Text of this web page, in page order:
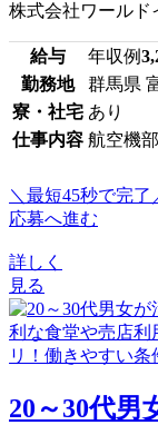
株式会社ワールド
給与 年収例
勤務地
群馬県
寮・社宅 あり
仕事内容 航空機
＼最短45秒で完了
応募へ進む
詳しく
見る
20～30代男